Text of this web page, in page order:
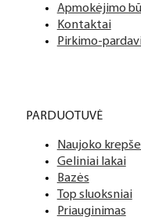
Apmokėjimo
Kontaktai
Pirkimo-
PARDUOTUVĖ
Naujoko
Geliniai lakai
Bazės
Top sluoksniai
Priauginimas